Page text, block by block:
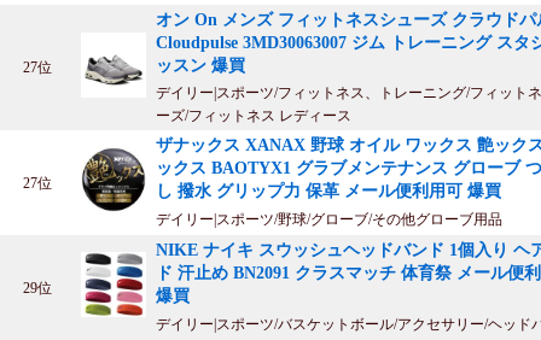
27位
オン On メンズ フィットネスシューズ クラウドパ
Cloudpulse 3MD30063007 ジム トレーニング スタ
ッスン 爆買
デイリー|スポーツ/フィットネス、トレーニング/フィット
ーズ/フィットネス レディース
27位
ザナックス XANAX 野球 オイル ワックス 艶ック
ックス BAOTYX1 グラブメンテナンス グローブ
し 撥水 グリップ力 保革 メール便利用可 爆買
デイリー|スポーツ/野球/グローブ/その他グローブ用品
29位
NIKE ナイキ スウッシュヘッドバンド 1個入り ヘ
ド 汗止め BN2091 クラスマッチ 体育祭 メール便
爆買
デイリー|スポーツ/バスケットボール/アクセサリー/ヘッド